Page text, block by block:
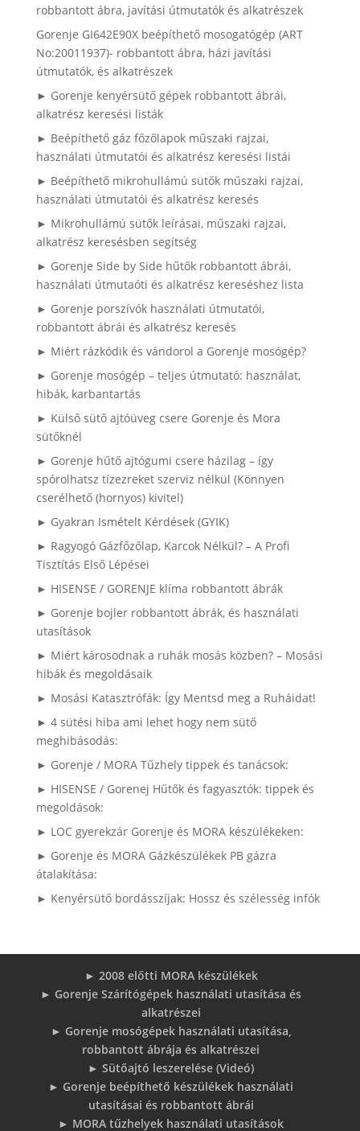
robbantott ábra, javítási útmutatók és alkatrészek
Gorenje GI642E90X beépíthető mosogatógép (ART
No:20011937)- robbantott ábra, házi javítási
útmutatók, és alkatrészek
► Gorenje kenyérsütő gépek robbantott ábrái,
alkatrész keresési listák
► Beépíthető gáz főzőlapok műszaki rajzai,
használati útmutatói és alkatrész keresési listái
► Beépíthető mikrohullámú sütők műszaki rajzai,
használati útmutatói és alkatrész keresés
► Mikrohullámú sütők leírásai, műszaki rajzai,
alkatrész keresésben segítség
► Gorenje Side by Side hűtők robbantott ábrái,
használati útmutaóti és alkatrész kereséshez lista
► Gorenje porszívók használati útmutatói,
robbantott ábrái és alkatrész keresés
► Miért rázkódik és vándorol a Gorenje mosógép?
► Gorenje mosógép – teljes útmutató: használat,
hibák, karbantartás
► Külső sütő ajtóüveg csere Gorenje és Mora
sütőknél
► Gorenje hűtő ajtógumi csere házilag – így
spórolhatsz tízezreket szerviz nélkül (Könnyen
cserélhető (hornyos) kivitel)
► Gyakran Ismételt Kérdések (GYIK)
► Ragyogó Gázfőzőlap, Karcok Nélkül? – A Profi
Tisztítás Első Lépései
► HISENSE / GORENJE klíma robbantott ábrák
► Gorenje bojler robbantott ábrák, és használati
utasítások
► Miért károsodnak a ruhák mosás közben? – Mosási
hibák és megoldásaik
► Mosási Katasztrófák: Így Mentsd meg a Ruháidat!
► 4 sütési hiba ami lehet hogy nem sütő
meghibásodás:
► Gorenje / MORA Tűzhely tippek és tanácsok:
► HISENSE / Gorenej Hűtők és fagyasztók: tippek és
megoldások:
► LOC gyerekzár Gorenje és MORA készülékeken:
► Gorenje és MORA Gázkészülékek PB gázra
átalakítása:
► Kenyérsütő bordásszíjak: Hossz és szélesség infók
► 2008 előtti MORA készülékek
► Gorenje Szárítógépek használati utasítása és
alkatrészei
► Gorenje mosógépek használati utasítása,
robbantott ábrája és alkatrészei
► Sütőajtó leszerelése (Videó)
► Gorenje beépíthető készülékek használati
utasításai és robbantott ábrái
► MORA tűzhelyek használati utasítások